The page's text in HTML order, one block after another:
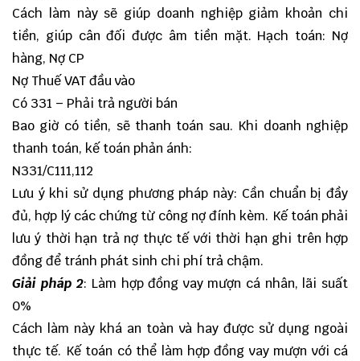
Cách làm này sẽ giúp doanh nghiệp giảm khoản chi
tiền, giúp cân đối được âm tiền mặt. Hạch toán: Nợ
hàng, Nợ CP
Nợ Thuế VAT đầu vào
Có 331 – Phải trả người bán
Bao giờ có tiền, sẽ thanh toán sau. Khi doanh nghiệp
thanh toán, kế toán phản ánh:
N331/C111,112
Lưu ý khi sử dụng phương pháp này: Cần chuẩn bị đầy
đủ, hợp lý các chứng từ công nợ đính kèm. Kế toán phải
lưu ý thời hạn trả nợ thực tế với thời hạn ghi trên hợp
đồng để tránh phát sinh chi phí trả chậm.
Giải pháp 2: Làm hợp đồng vay mượn cá nhân, lãi suất
0%
Cách làm này khá an toàn và hay được sử dụng ngoài
thực tế. Kế toán có thể làm hợp đồng vay mượn với cá